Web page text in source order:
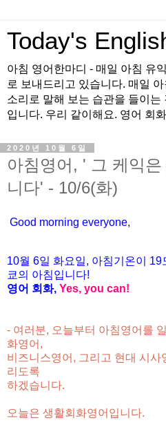
Today's
아침 영어한마디 - 매일 아침 유
로 보내드리고 있습니다. 매일
소리로 말해 보는 습관을 들이
입니다. 우리 같이해요. 영어 회
2020년 10월 6일
아침영어, ' 그 케익
니다' - 10/6(화)
Good morning everyone,
10월 6일 화요일, 아침기온이 19
쿄의 아침입니다!
영어 회화, Yes, you can!
- 여러분, 오늘부터 아침영어를
화영어,
비즈니스영어, 그리고 현대 시
리도록
하겠습니다.
오늘은 생활회화영어입니다.